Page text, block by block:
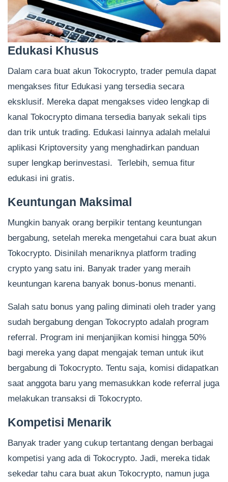
Edukasi Khusus
Dalam cara buat akun Tokocrypto, trader pemula dapat
mengakses fitur Edukasi yang tersedia secara
eksklusif. Mereka dapat mengakses video lengkap di
kanal Tokocrypto dimana tersedia banyak sekali tips
dan trik untuk trading. Edukasi lainnya adalah melalui
aplikasi Kriptoversity yang menghadirkan panduan
super lengkap berinvestasi. Terlebih, semua fitur
edukasi ini gratis.
Keuntungan Maksimal
Mungkin banyak orang berpikir tentang keuntungan
bergabung, setelah mereka mengetahui cara buat akun
Tokocrypto. Disinilah menariknya platform trading
crypto yang satu ini. Banyak trader yang meraih
keuntungan karena banyak bonus-bonus menanti.
Salah satu bonus yang paling diminati oleh trader yang
sudah bergabung dengan Tokocrypto adalah program
referral. Program ini menjanjikan komisi hingga 50%
bagi mereka yang dapat mengajak teman untuk ikut
bergabung di Tokocrypto. Tentu saja, komisi didapatkan
saat anggota baru yang memasukkan kode referral juga
melakukan transaksi di Tokocrypto.
Kompetisi Menarik
Banyak trader yang cukup tertantang dengan berbagai
kompetisi yang ada di Tokocrypto. Jadi, mereka tidak
sekedar tahu cara buat akun Tokocrypto, namun juga